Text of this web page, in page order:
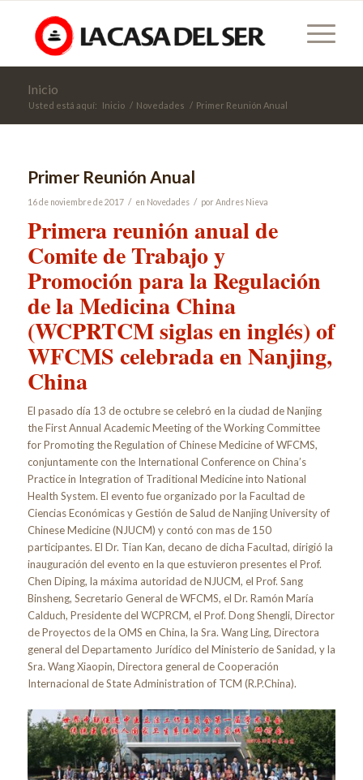
Inicio
Usted está aquí: Inicio / Novedades / Primer Reunión Anual
Primer Reunión Anual
16 de noviembre de 2017 / en Novedades / por Andres Nieva
Primera reunión anual de
Comite de Trabajo y
Promoción para la Regulación
de la Medicina China
(WCPRTCM siglas en inglés) of
WFCMS celebrada en Nanjing,
China
El pasado día 13 de octubre se celebró en la ciudad de Nanjing
the First Annual Academic Meeting of the Working Committee
for Promoting the Regulation of Chinese Medicine of WFCMS,
conjuntamente con the International Conference on China’s
Practice in Integration of Traditional Medicine into National
Health System. El evento fue organizado por la Facultad de
Ciencias Económicas y Gestión de Salud de Nanjing University of
Chinese Medicine (NJUCM) y contó con mas de 150
participantes. El Dr. Tian Kan, decano de dicha Facultad, dirigió la
inauguración del evento en la que estuvieron presentes el Prof.
Chen Diping, la máxima autoridad de NJUCM, el Prof. Sang
Binsheng, Secretario General de WFCMS, el Dr. Ramón María
Calduch, Presidente del WCPRCM, el Prof. Dong Shengli, Director
de Proyectos de la OMS en China, la Sra. Wang Ling, Directora
general del Departamento Jurídico del Ministerio de Sanidad, y la
Sra. Wang Xiaopin, Directora general de Cooperación
Internacional de State Administration of TCM (R.P.China).